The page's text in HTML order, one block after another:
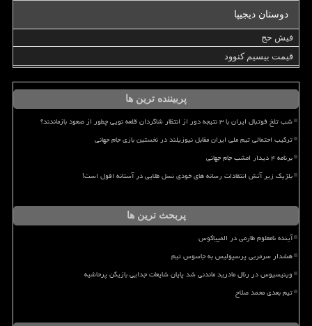
دوستان دیجیپا
فیش حج
قیمت بیسیم کنوود
پربیننده ترین ها
شب تلخ فوتبال ایران با ۳ نتیجه دور از انتظار شاگردان قلعه نویی چطور از صعود بازماندند؟
ترکیب احتمالی تیم ملی ایران مقابل نیوزیلند در نخستین بازی جام جهانی
برنامه ۴ دیدار امشب جام جهانی
بلژیک زیر آتش انتقادات رسانه های خودی نسل طلایی در آستانه افول است!
پربحث ترین ها
آینده نامعلوم طارمی در المپیاکوس
هشدار سرمربی پرسپولیس به جاسوس تیم
وینیسیوس در رئال مادرید ماندنی شد پایان شایعات جدایی بازیکن پرحاشیه
تیم بعدی محمد صلاح